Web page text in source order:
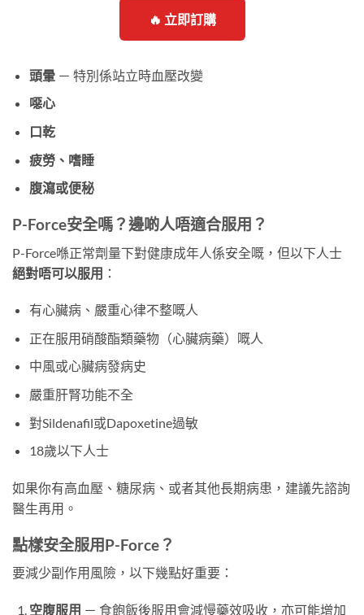
🔥 立即訂購
頭暈－ 特別係站立時血壓改變
噁心
口乾
疲勞、嗜睡
腹瀉或便秘
P-Force安全嗎？邊啲人唔適合服用？
P-Force喺正常劑量下對健康成年人係安全嘅，但以下人士
絕對唔可以服用 ：
有心臟病、嚴重心律不整嘅人
正在服用硝酸酯類藥物（心臟病藥）嘅人
中風或心臟病發病史
嚴重肝腎功能不全
對Sildenafil或Dapoxetine過敏
18歲以下人士
如果你有高血壓、糖尿病、或者其他長期病患，建議先諮詢
醫生再用。
點樣安全服用P-Force？
要減少副作用風險，以下幾點好重要：
空腹服用 － 食飽飯後服用會減慢藥效吸收，亦可能增加